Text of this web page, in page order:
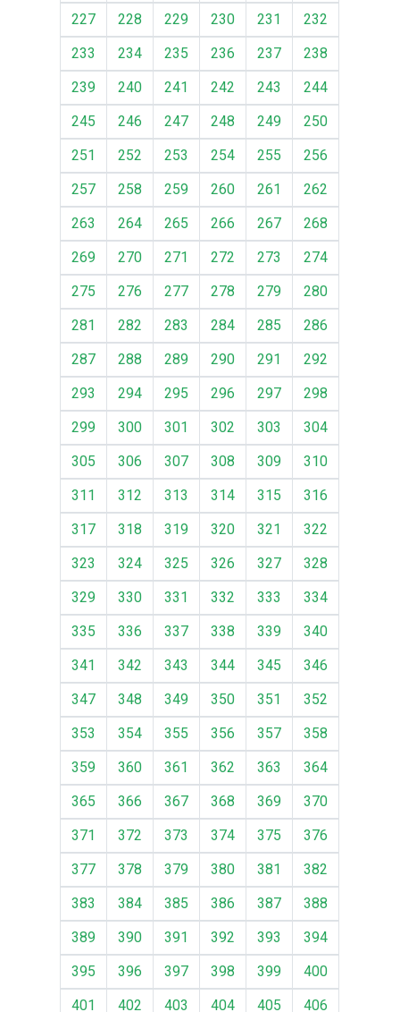
227
228 229 230 231
232
233
234 235 236 237
238
239
240 241 242 243
244
245
246 247 248 249
250
251
252 253 254 255
256
257
258 259 260 261
262
263
264 265 266 267
268
269
270 271 272 273
274
275
276 277 278 279
280
281
282 283 284 285
286
287
288 289 290 291
292
293
294 295 296 297
298
299
300 301 302 303
304
305
306 307 308 309
310
311
312 313 314 315
316
317
318 319 320 321
322
323
324 325 326 327
328
329
330 331 332 333
334
335
336 337 338 339
340
341
342 343 344 345
346
347
348 349 350 351
352
353
354 355 356 357
358
359
360 361 362 363
364
365
366 367 368 369
370
371
372 373 374 375
376
377
378 379 380 381
382
383
384 385 386 387
388
389
390 391 392 393
394
395
396 397 398 399
400
401
402 403 404 405 406